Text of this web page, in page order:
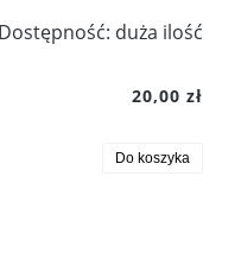
Dostępność: duża ilość
20,00 zł
Do koszyka